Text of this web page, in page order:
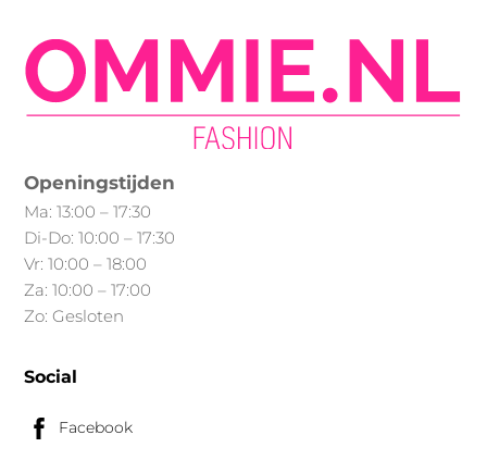
optie
kan
gekozen
de
productpagina
Openingstijden
Ma: 13:00 – 17:30
Di-Do: 10:00 – 17:30
Vr: 10:00 – 18:00
Za: 10:00 – 17:00
Zo: Gesloten
Social
Facebook